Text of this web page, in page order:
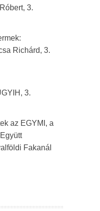
3.
Richárd, 3.
3.
az EGYMI, a
Fakanál